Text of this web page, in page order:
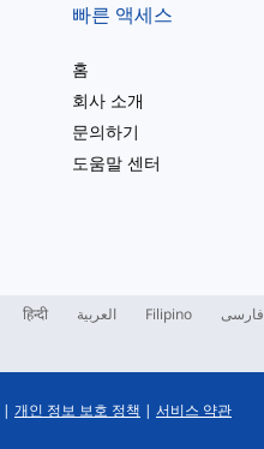
빠른 액세스
홈
회사 소개
문의하기
도움말 센터
हिन्दी العربية Filipino فارسی
| 개인 정보 보호 정책 | 서비스 약관